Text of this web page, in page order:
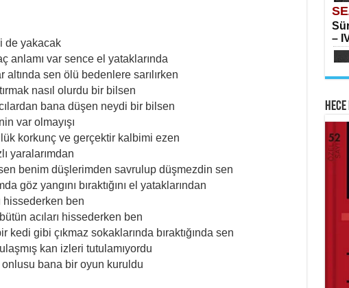
de yakacak
anlamı var sence el yataklarında
altında sen ölü bedenlere sarılırken
nasıl olurdu bir bilsen
bana düşen neydi bir bilsen
var olmayışı
korkunç ve gerçektir kalbimi ezen
yaralarımdan
benim düşlerimden savrulup düşmezdin sen
göz yangını bıraktığını el yataklarından
hissederken ben
acıları hissederken ben
kedi gibi çıkmaz sokaklarında bıraktığında sen
kan izleri tutulamıyordu
onlusu bana bir oyun kuruldu
–